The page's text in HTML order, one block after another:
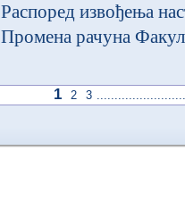
Распоред извођења
Промена рачуна
1 2 3